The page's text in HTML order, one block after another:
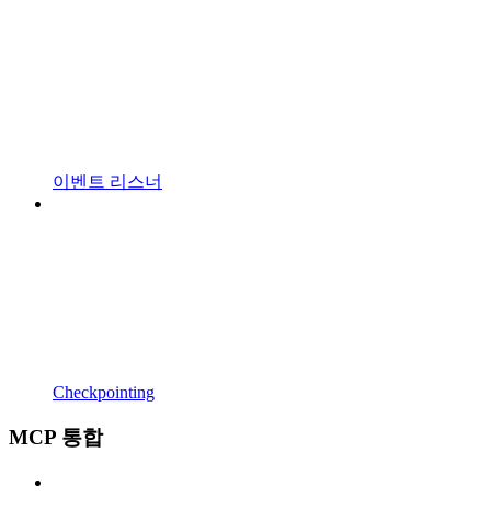
이벤트 리스너
Checkpointing
MCP 통합